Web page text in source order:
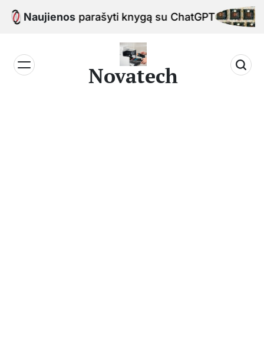
Skip
Naujienos
Kaip parašyti knygą su ChatGPT
Novatech